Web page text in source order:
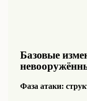
Базовые
Фаза атаки: